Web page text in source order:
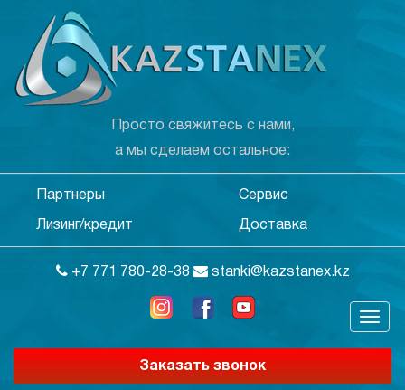
Просто свяжитесь с нами,
а мы сделаем остальное:
Партнеры Сервис
Лизинг/кредит Доставка
+7 771 780-28-38 stanki@kazstanex.kz
Заказать звонок